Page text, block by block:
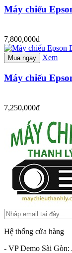
Máy chiếu
7,800,000đ
Mua ngay Xem
Máy chiếu
7,250,000đ
Hệ thống cửa hàng
- VP Demo Sài